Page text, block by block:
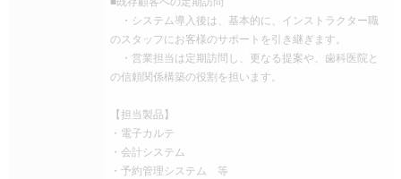
・システム導入後は、基本的に、インストラクター職
のスタッフにお客様のサポートを引き継ぎます。
・営業担当は定期訪問し、更なる提案や、歯科医院と
の信頼関係構築の役割を担います。
【担当製品】
・電子カルテ
・会計システム
・予約管理システム 等